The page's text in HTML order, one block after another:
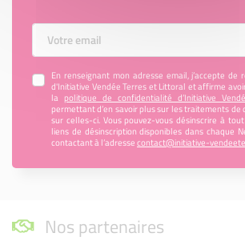
Votre Email
En renseignant mon adresse email, j’accepte
d'Initiative Vendée Terres et Littoral et affirme
la politique de confidentialité d’Initiative
permettant d’en savoir plus sur les traitements de
sur celles-ci. Vous pouvez-vous désinscrire à
liens de désinscription disponibles dans chaque
contactant à l’adressecontact@initiative-
Nos partenaires